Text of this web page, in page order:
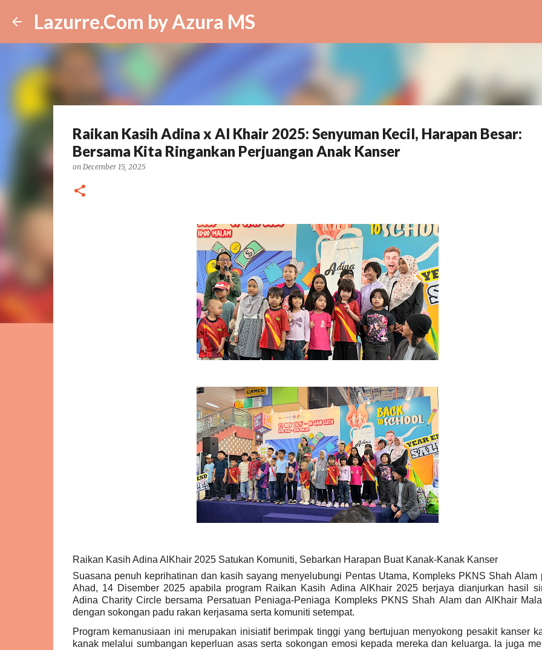
Lazurre.Com by Azura MS
Raikan Kasih Adina x Al Khair 2025: Senyuman Kecil, Harapan Besar:
Bersama Kita Ringankan Perjuangan Anak Kanser
on December 15, 2025
Raikan Kasih Adina AlKhair 2025 Satukan Komuniti, Sebarkan Harapan Buat Kanak-Kanak Kanser
Suasana penuh keprihatinan dan kasih sayang menyelubungi Pentas Utama, Kompleks PKNS Shah Alam
Ahad, 14 Disember 2025 apabila program Raikan Kasih Adina AlKhair 2025 berjaya dianjurkan hasil
Adina Charity Circle bersama Persatuan Peniaga-Peniaga Kompleks PKNS Shah Alam dan AlKhair
dengan sokongan padu rakan kerjasama serta komuniti setempat.
Program kemanusiaan ini merupakan inisiatif berimpak tinggi yang bertujuan menyokong pesakit kanser
kanak melalui sumbangan keperluan asas serta sokongan emosi kepada mereka dan keluarga. Ia juga